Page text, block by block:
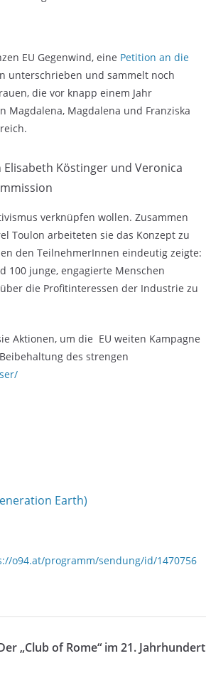
EU Gegenwind, eine Petition an die
unterschrieben und sammelt noch
die vor knapp einem Jahr
Magdalena, Magdalena und Franziska
Köstinger und Veronica
verknüpfen wollen. Zusammen
Toulon arbeiteten sie das Konzept zu
den TeilnehmerInnen eindeutig zeigte:
100 junge, engagierte Menschen
die Profitinteressen der Industrie zu
Aktionen, um die EU weiten Kampagne
des strengen
Earth)
o94.at/programm/sendung/id/1470756
„Club of Rome“ im 21. Jahrhundert